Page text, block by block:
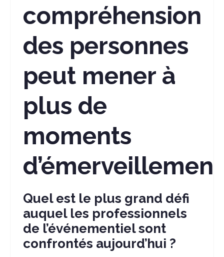
compréhension
des personnes
peut mener à
plus de
moments
d’émerveillement
Quel est le plus grand défi
auquel les professionnels
de l’événementiel sont
confrontés aujourd’hui ?